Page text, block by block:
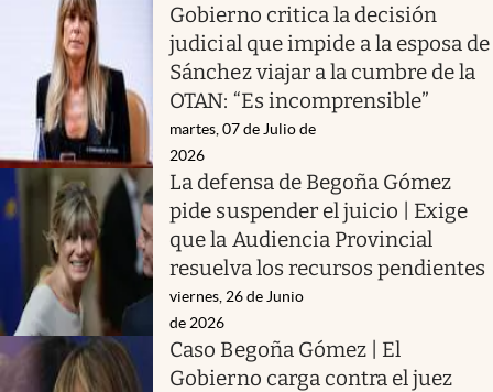
Gobierno critica la decisión
judicial que impide a la esposa de
Sánchez viajar a la cumbre de la
OTAN: “Es incomprensible”
martes, 07 de Julio de
2026
La defensa de Begoña Gómez
pide suspender el juicio | Exige
que la Audiencia Provincial
resuelva los recursos pendientes
viernes, 26 de Junio
de 2026
Caso Begoña Gómez | El
Gobierno carga contra el juez